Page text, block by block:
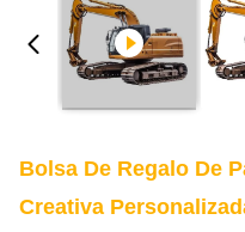
Bolsa De Regalo De
Creativa